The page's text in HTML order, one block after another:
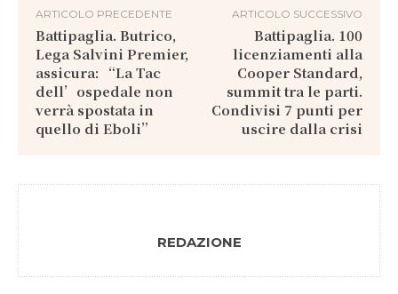
ARTICOLO PRECEDENTE
Battipaglia. Butrico,
Lega Salvini Premier,
assicura: “La Tac
dell’ospedale non
verrà spostata in
quello di Eboli”
ARTICOLO SUCCESSIVO
Battipaglia. 100
licenziamenti alla
Cooper Standard,
summit tra le parti.
Condivisi 7 punti per
uscire dalla crisi
REDAZIONE